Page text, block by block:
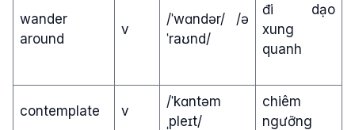
wander
around
v
/ˈwɑndər/ /ə
ˈraʊnd/
đi dạo
xung
quanh
contemplate v
/ˈkɑntəm
ˌpleɪt/
chiêm
ngưỡng